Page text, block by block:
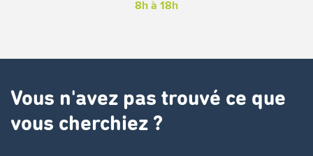
8h à 18h
Vous n'avez pas trouvé ce que
vous cherchiez ?